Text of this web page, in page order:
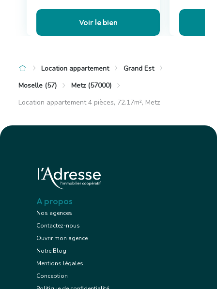
Voir le bien
Location appartement
Grand Est
Moselle (57)
Metz (57000)
Location appartement 4 pièces, 72.17m², Metz
A propos
Nos agences
Contactez-nous
Ouvrir mon agence
Notre Blog
Mentions légales
Conception